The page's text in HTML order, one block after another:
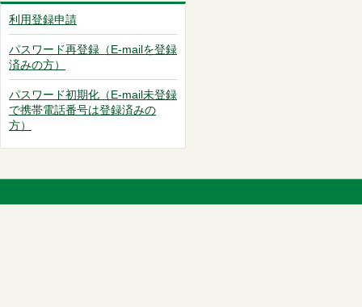
利用登録申請
パスワード再登録（E-mailを登録
済みの方）
パスワード初期化（E-mail未登録
で携帯電話番号は登録済みの
方）